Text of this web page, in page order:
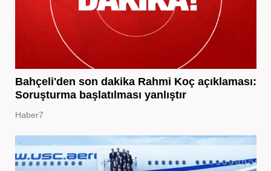
Bahçeli'den son dakika Rahmi Koç açıklaması:
Soruşturma başlatılması yanlıştır
Haber7